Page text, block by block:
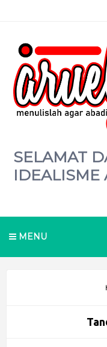
SELAMAT
IDEALISME
MENU